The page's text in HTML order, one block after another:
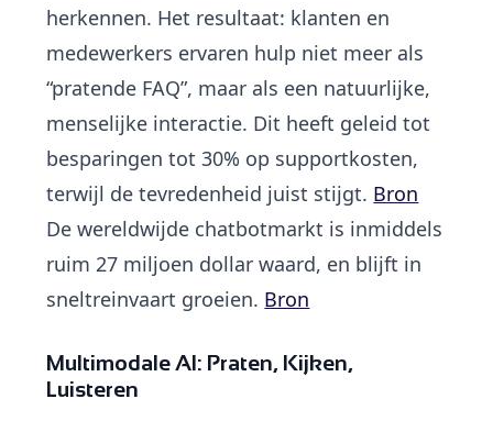
herkennen. Het resultaat: klanten en
medewerkers ervaren hulp niet meer als
“pratende FAQ”, maar als een natuurlijke,
menselijke interactie. Dit heeft geleid tot
besparingen tot 30% op supportkosten,
terwijl de tevredenheid juist stijgt. Bron
De wereldwijde chatbotmarkt is inmiddels
ruim 27 miljoen dollar waard, en blijft in
sneltreinvaart groeien. Bron
Multimodale AI: Praten, Kijken,
Luisteren